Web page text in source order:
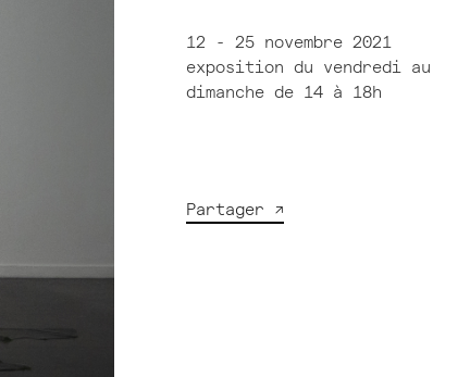
12 - 25 novembre 2021
exposition du vendredi au
dimanche de 14 à 18h
Partager ↗︎